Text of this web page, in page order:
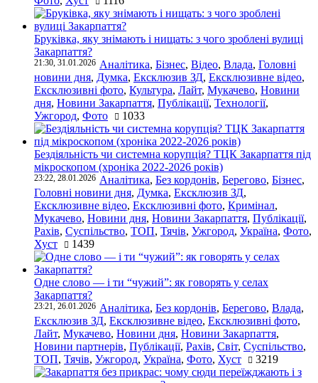
Бруківка, яку знімають і нищать: з чого зроблені вулиці
Закарпаття?
21:30, 31.01.2026 Аналітика, Бізнес, Відео, Влада, Головні
новини дня, Думка, Ексклюзив ЗД, Ексклюзивне відео,
Ексклюзивні фото, Культура, Лайт, Мукачево, Новини
дня, Новини Закарпаття, Публікації, Технології,
Ужгород, Фото 1033
Бездіяльність чи системна корупція? ТЦК Закарпаття під
мікроскопом (хроніка 2022-2026 років)
23:22, 28.01.2026 Аналітика, Без кордонів, Берегово, Бізнес,
Головні новини дня, Думка, Ексклюзив ЗД,
Ексклюзивне відео, Ексклюзивні фото, Кримінал,
Мукачево, Новини дня, Новини Закарпаття, Публікації,
Рахів, Суспільство, ТОП, Тячів, Ужгород, Україна, Фото,
Хуст
1439
Одне слово — і ти “чужий”: як говорять у селах
Закарпаття?
23:21, 26.01.2026 Аналітика, Без кордонів, Берегово, Влада,
Ексклюзив ЗД, Ексклюзивне відео, Ексклюзивні фото,
Лайт, Мукачево, Новини дня, Новини Закарпаття,
Новини партнерів, Публікації, Рахів, Світ, Суспільство,
ТОП, Тячів, Ужгород, Україна, Фото, Хуст 3219